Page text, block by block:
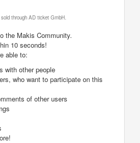
through AD ticket GmbH.
the Makis Community.
10 seconds!
able to:
with other people
who want to participate on this
of other users